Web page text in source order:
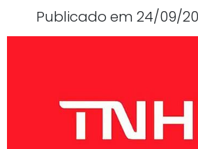
Publicado em 24/09/